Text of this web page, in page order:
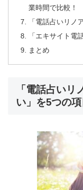
業時間で比較！
「電話占いリノ
「エキサイト電
まとめ
「電話占いリ
い」を5つの